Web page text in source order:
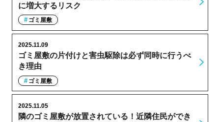
に増大するリスク
ゴミ屋敷
ゴミ屋敷の片付けと害虫駆除は必ず同時に行うべ
き理由
2025.11.09
ゴミ屋敷
隣のゴミ屋敷が放置されている！近隣住民ができ
2025.11.05